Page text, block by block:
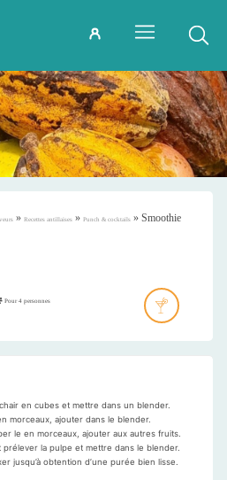
» Recettes antillaises » Punch & cocktails » Smoothie
Pour 4 personnes
en cubes et mettre dans un blender.
morceaux, ajouter dans le blender.
le en morceaux, ajouter aux autres fruits.
prélever la pulpe et mettre dans le blender.
jusqu’à obtention d’une purée bien lisse.